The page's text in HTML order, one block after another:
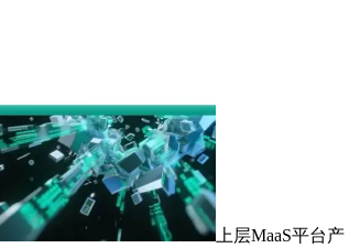
上层MaaS平台产